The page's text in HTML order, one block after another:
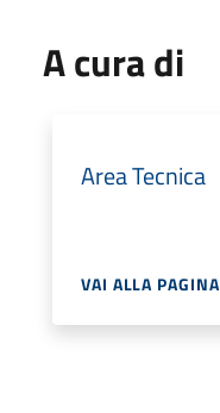
A cura di
Area Tecnica
VAI ALLA PAGINA